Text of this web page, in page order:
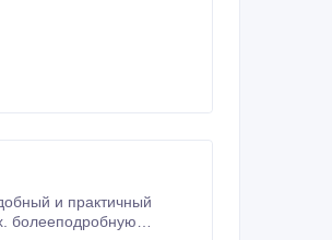
и практичный